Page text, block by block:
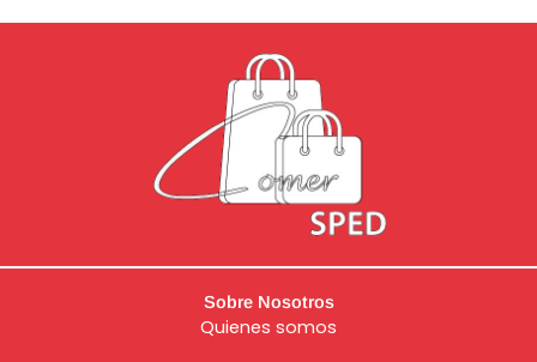
Sobre Nosotros
Quienes somos